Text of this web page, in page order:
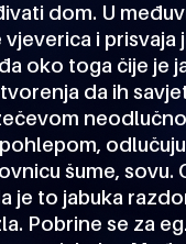
dom. U
i prisvaja
oko toga čije je
da ih
šume, sovu.
je to jabuka
Pobrine se za